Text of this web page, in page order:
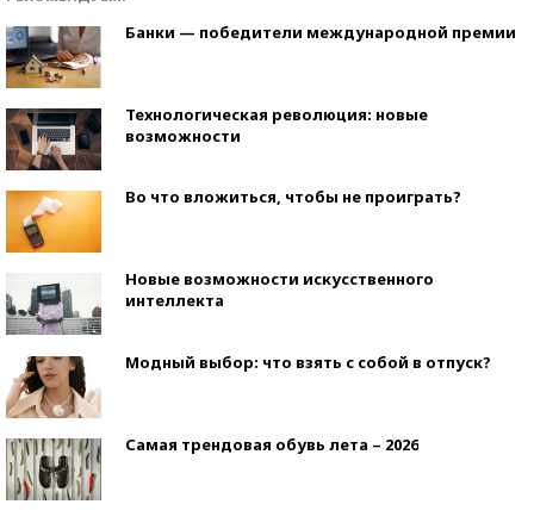
Банки — победители международной премии
Технологическая революция: новые
возможности
Во что вложиться, чтобы не проиграть?
Новые возможности искусственного
интеллекта
Модный выбор: что взять с собой в отпуск?
Самая трендовая обувь лета – 2026